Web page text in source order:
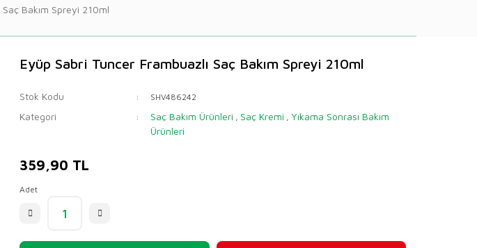
Bakım Spreyi 210ml
Eyüp Sabri Tuncer Frambuazlı Saç Bakım Spreyi 210ml
Stok Kodu SHV486242
Kategori Saç Bakım Ürünleri , Saç Kremi , Yıkama Sonrası Bakım
Ürünleri
359,90 TL
Adet